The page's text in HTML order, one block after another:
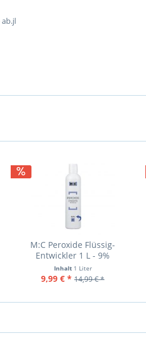
M:C Peroxide Flüssig-
Entwickler 1 L - 9%
Inhalt 1 Liter
9,99 € * 14,99 € *